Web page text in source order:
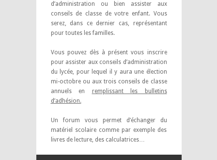
d’administration ou bien assister aux
conseils de classe de votre enfant. Vous
serez, dans ce dernier cas, représentant
pour toutes les familles.
Vous pouvez dès à présent vous inscrire
pour assister aux conseils d’administration
du lycée, pour lequel il y aura une élection
mi-octobre ou aux trois conseils de classe
annuels en
remplissant les bulletins
d’adhésion.
Un forum vous permet d’échanger du
matériel scolaire comme par exemple des
livres de lecture, des calculatrices…